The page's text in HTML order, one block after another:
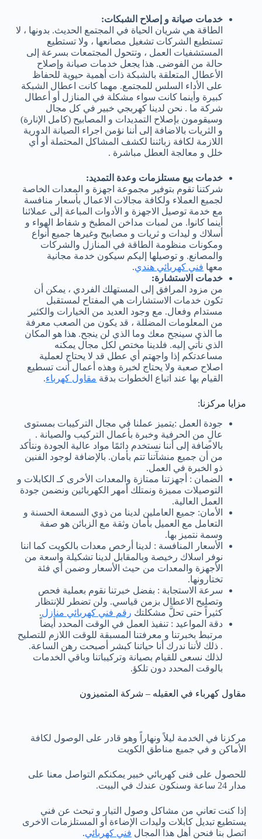
خدمات صيانة و إصلاح الشبكات:
الطاقة هي شريان الحياة في المجتمع الحديث. بدونها ، لا
تستطيع الشركات تشغيل مصانعها ، ولا تستطيع
المستشفيات العمل ، وتتحول المجتمعات بسرعة إلى
حالة من الفوضى. هذا يجعل خدمات صيانة وإصلاح
الأعطال المتعلقة بالشبكة ذات أهمية حيوية للحفاظ
على الأداء السلس للمجتمع. مهما كانت اعطال الشبكة
كبيرة وأينما كانت سواء مشكلة في المنازل أو أعطال
شركة ما . نحن لدينا كهربجي خبير في كل مجال
وسيقومون بإصلاح التمديدات و المصابيح (كامل الإنارة)
و الثريات بالاضافة إلى أننا نؤمن اجراء الصيانة الدورية
اللازمة لكافة زبائننا لكشف المشاكل المحتملة أو أي
خلل و معالجة العطل مباشرة .
خدمات بيع مستلزمات وعدة التمديد:
شركتنا تقوم بتوفير مجموعة اجهزة و المعدات الخاصة
لجميع العملاء ولكافة مجالات الاعمال بأسعار منافسة
مع خدمة توصيل الاجهزة و الأدوات المباعة إلى عملائنا
أينما كانوا. من لمبات مداخن المطبخ و شفاط الهواء و
أسلاك و ليدات و ثريات و مصابيح وغيرها جميع أنواع
ومكونات منظومة الطاقة في المنازل والشركات
والمصانع. و توصيلها إليكم سيكون خدمة مجانية
معها فني كهربائي هندي.
خدمات الاستشارة:
من مزود المرافق إلى المستهلك الفردي ، يمكن أن
تكون خدمات الاستشارات هي المفتاح لمستقبل
مستدام وفعال. مع وجود العديد من الخيارات والكثير
من المعلومات المضللة ، قد يكون من الصعب معرفة
ما الذي سينجح معك وما الذي لن ينجح. هذا هو المكان
الذي نأتي إليه. فلدينا مختص لكل مجال يمكنه
مساعدتكم إذا واجهتم أي عطل قد لا يحتاج لعملية
اصلاح صعبة ولا يحتاج لخبرة وهذه أعمال أنت تسطيع
القيام بها عند اتباع الخطوات بدقة مقاول كهرباء.
مزايا مركزنا:
جودة العمل :يتميز عملنا في مجال التركيبات بمستوى
عالٍ من الحرفية وخبرة بأعمال التركيب والصيانة .
بالاضافة إلى أننا نستخدم دائمًا مواد عالية الجودة ونتأكد
من أن جميع منشآتنا تتم بأمان. بالإضافة لوجود الفنين
ذو الخبرة في العمل.
الضمان : أجهزتنا ممتازة والمعدات الأخرى كـ الكابلات و
التوصيلات مميزة ونمتلك أمهر الكهربائين ونضمن جودة
العمل العالية.
الأمان: جميع العاملين لدينا من ذوي السمعة الحسنة و
التعامل مع العميل بأمان وثقة مع الزبائن هو صفة
وسمة نتميز بها.
الأسعار المنافسة : لدينا أرخص معدات بالكويت كما اننا
نوفر اسلاك رخيصة وبالمقابل لدينا تشكيلة واسعة من
الأجهزة والمعدات من حيث الأسعار وضمن أي فئة
تختارونها.
سرعة الاستجابة : بفضل خبرتنا نقوم بعملية فحص
وتصليح الاعطال بزمن قياسي. ولن تضطر للإنتظار
كثيراً حتى تحلَّ مشكلتك رقم فني كهربائي منازل.
دقة المواعيد : تنفيذ العمل في الوقت المحدد أيضاً
مرتبط بخبرتنا و معرفتنا المسبقة للوقت اللازم للتصليح
. ذلك لأننا ندرك أنا حياتنا كبشر أصبحت رهن الساعة.
لذلك نسعى للقيام بصيانة وتركيباتنا وباقي الخدمات
بالوقت المحدد دون تلكؤ.
مقاول كهرباء في العقيله – شركة المتميزون
مركزنا في الخدمة ليلاً ونهاراً وهو قادر على الوصول لكافة
الأماكن و في جميع مناطق الكويت
للحصول على فنى كهربائي خبير يمكنكم التواصل معنا على
مدار 24 ساعة وسنكون عندك في البيت.
إذا كنت تعاني من مشاكل وصول التيار و تبحث عن فني
يستطيع تبديل كابلات وليدات الإضاءة أو المستلزمات الاخرى
اتصل بنا فنحن أهل هذا المجال فني كهربائي.